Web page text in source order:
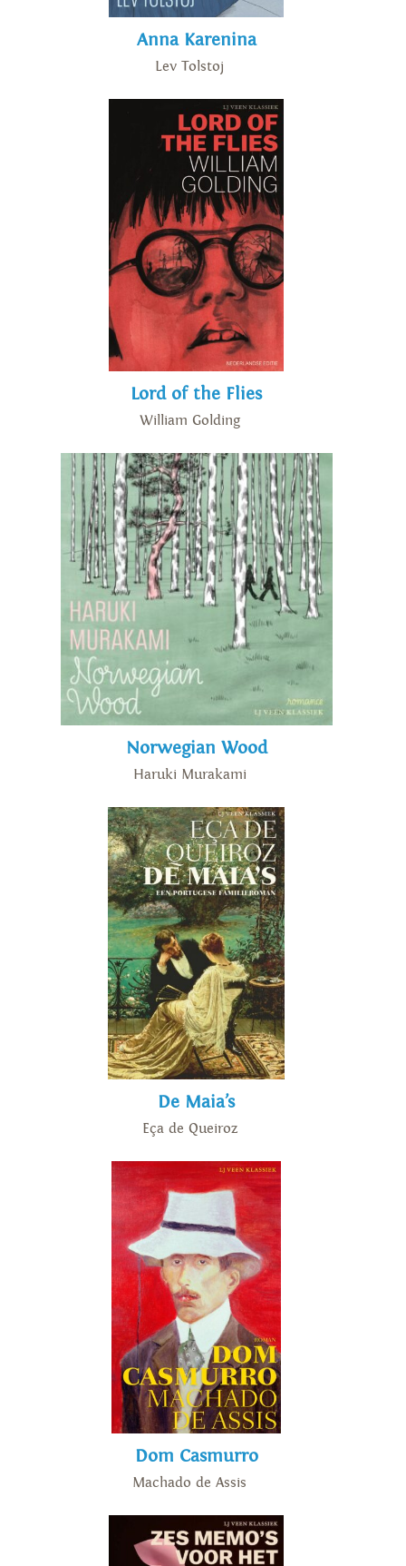
Anna Karenina
Lev Tolstoj
Lord of the Flies
William Golding
Norwegian Wood
Haruki Murakami
De Maia’s
Eça de Queiroz
Dom Casmurro
Machado de Assis